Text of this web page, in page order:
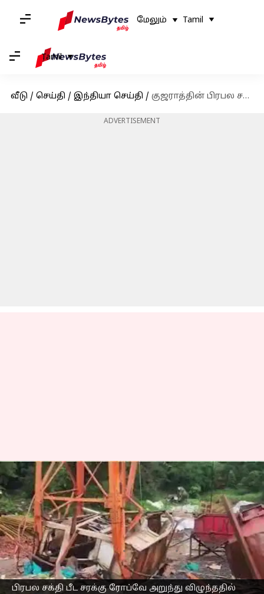
மேலும் Tamil
Tamil
வீடு / செய்தி / இந்தியா செய்தி / குஜராத்தின் பிரபல சக்தி பீட சரக்கு ரோப்வே அறுந்து விழுந்ததில் ஆறு பேர் பலி
ADVERTISEMENT
பிரபல சக்தி பீட சரக்கு ரோப்வே அறுந்து விழுந்ததில்
குஜராத்தின் பிரபல சக்தி
பீட சரக்கு ரோப்வே
அறுந்து விழுந்ததில் ஆறு
பேர் பலி
எழுதியவர் Sekar Chinnappan Sep 06, 2025 06:26 pm
செய்தி முன்னோட்டம்